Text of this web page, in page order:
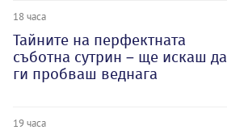
18 часа
Тайните на перфектната
съботна сутрин – ще искаш да
ги пробваш веднага
19 часа